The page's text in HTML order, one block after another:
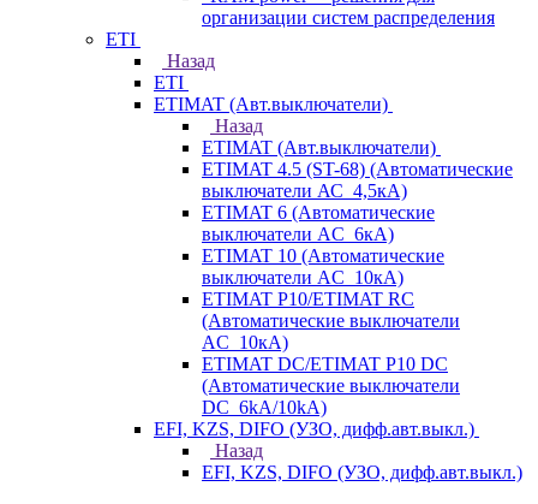
организации систем распределения
ETI
Назад
ETI
ETIMAT (Авт.выключатели)
Назад
ETIMAT (Авт.выключатели)
ETIMAT 4.5 (ST-68) (Автоматические
выключатели АС_4,5кА)
ETIMAT 6 (Автоматические
выключатели AC_6кА)
ETIMAT 10 (Автоматические
выключатели AC_10кА)
ETIMAT P10/ETIMAT RC
(Автоматические выключатели
AC_10кА)
ETIMAT DC/ETIMAT P10 DC
(Автоматические выключатели
DC_6kA/10kA)
EFI, KZS, DIFO (УЗО, дифф.авт.выкл.)
Назад
EFI, KZS, DIFO (УЗО, дифф.авт.выкл.)